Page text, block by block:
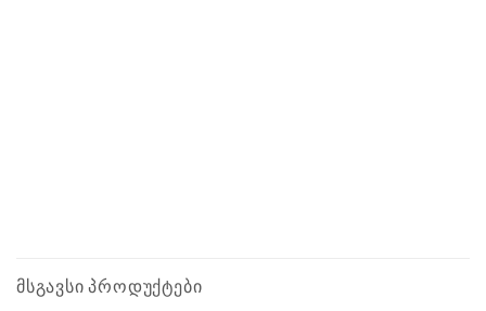
ᲛᲡᲒᲐᲕᲡᲘ ᲞᲠᲝᲓᲣᲥᲢᲔᲑᲘ